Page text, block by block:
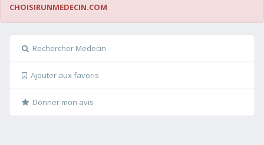
CHOISIRUNMEDECIN.COM
Rechercher Medecin
Ajouter aux favoris
Donner mon avis